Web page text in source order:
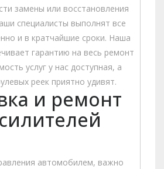
замены или восстановления
специалисты выполнят все
и в кратчайшие сроки. Наша
гарантию на весь ремонт
услуг у нас доступная, а
реек приятно удивят.
и ремонт
автомобилем, важно